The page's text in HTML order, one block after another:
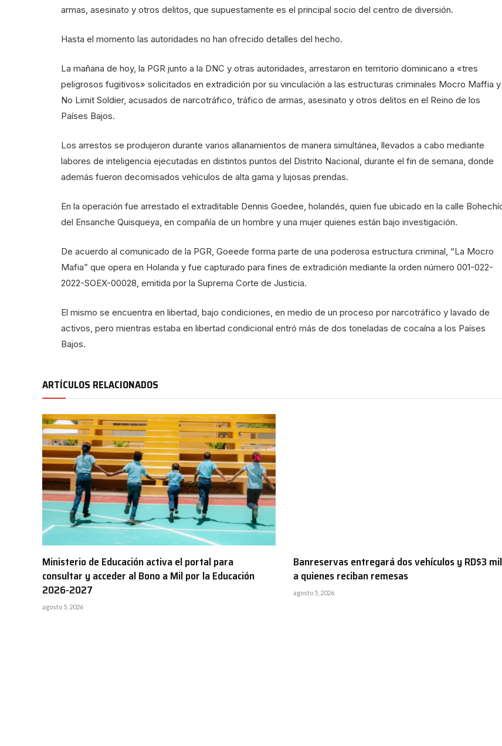
armas, asesinato y otros delitos, que supuestamente es el principal socio del centro de diversión.
Hasta el momento las autoridades no han ofrecido detalles del hecho.
La mañana de hoy, la PGR junto a la DNC y otras autoridades, arrestaron en territorio dominicano a «tres
peligrosos fugitivos» solicitados en extradición por su vinculación a las estructuras criminales Mocro Maffia y
No Limit Soldier, acusados de narcotráfico, tráfico de armas, asesinato y otros delitos en el Reino de los
Países Bajos.
Los arrestos se produjeron durante varios allanamientos de manera simultánea, llevados a cabo mediante
labores de inteligencia ejecutadas en distintos puntos del Distrito Nacional, durante el fin de semana, donde
además fueron decomisados vehículos de alta gama y lujosas prendas.
En la operación fue arrestado el extraditable Dennis Goedee, holandés, quien fue ubicado en la calle
del Ensanche Quisqueya, en compañía de un hombre y una mujer quienes están bajo investigación.
De acuerdo al comunicado de la PGR, Goeede forma parte de una poderosa estructura criminal, “La Mocro
Mafia” que opera en Holanda y fue capturado para fines de extradición mediante la orden número 001-022-
2022-SOEX-00028, emitida por la Suprema Corte de Justicia.
El mismo se encuentra en libertad, bajo condiciones, en medio de un proceso por narcotráfico y lavado de
activos, pero mientras estaba en libertad condicional entró más de dos toneladas de cocaína a los Países
Bajos.
ARTÍCULOS RELACIONADOS
Ministerio de Educación activa el portal para
consultar y acceder al Bono a Mil por la Educación
2026-2027
agosto 5, 2026
Banreservas entregará dos vehículos y RD$3
a quienes reciban remesas
agosto 5, 2026